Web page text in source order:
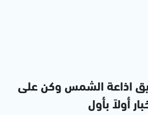
اذاعة الشمس وكن على
أولاً بأول